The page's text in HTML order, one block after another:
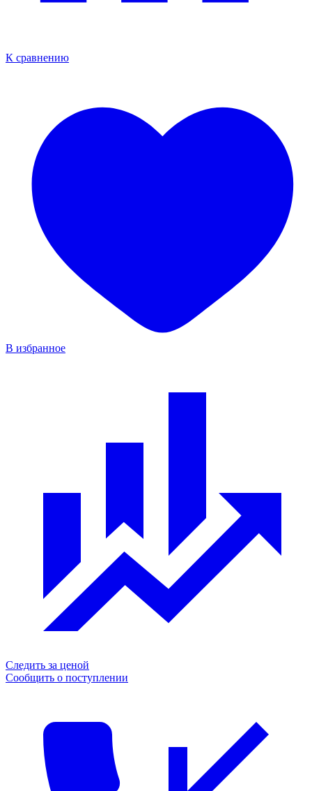
К сравнению
В избранное
Следить за ценой
Сообщить о поступлении